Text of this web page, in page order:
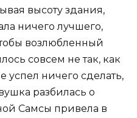
высоту здания,
ничего лучшего,
возлюбленный
совсем не так, как
успел ничего сделать,
разбилась о
Самсы привела в